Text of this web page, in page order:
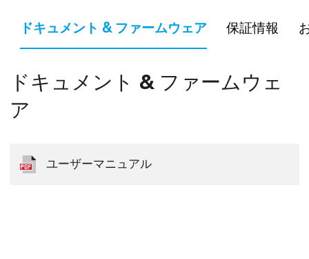
ドキュメント & ファームウェア 保証情報
ドキュメント & ファームウェ
ア
ユーザーマニュアル